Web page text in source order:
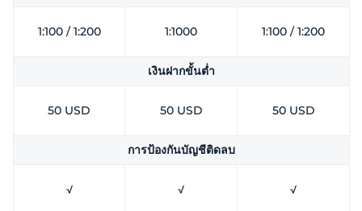
1:100 / 1:200 1:1000 1:100 / 1:200
เงินฝากขั้นต่ำ
50 USD 50 USD 50 USD
การป้องกันบัญชีติดลบ
√ √ √